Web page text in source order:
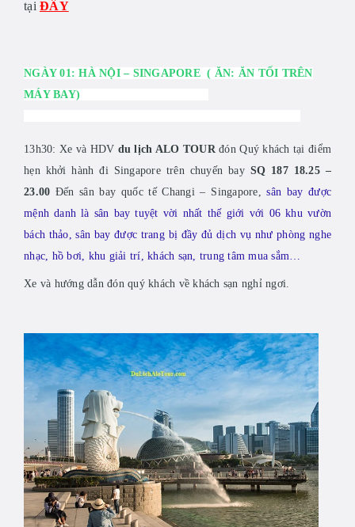
tại ĐÂY
NGÀY 01 :HÀ NỘI– SINGAPORE ( ĂN: ĂN TỐI TRÊN
MÁY BAY)
13h30: Xe và HDV du lịch ALO TOURđón Quý khách tại điểm
hẹn khởi hành đi Singapore trên chuyến bay SQ 187 18.25 –
23.00 Đến sân bay quốc tế Changi – Singapore,
sân bay được
mệnh danh là sân bay tuyệt vời nhất thế giới với 06 khu vườn
bách thảo, sân bay được trang bị đầy đủ dịch vụ như phòng nghe
nhạc, hồ bơi, khu giải trí, khách sạn, trung tâm mua sắm…
Xe và hướng dẫn đón quý khách về khách sạn nghỉ ngơi.